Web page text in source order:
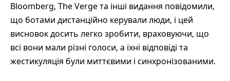
Bloomberg, The Verge та інші видання повідомили,
що ботами дистанційно керували люди, і цей
висновок досить легко зробити, враховуючи, що
всі вони мали різні голоси, а їхні відповіді та
жестикуляція були миттєвими і синхронізованими.